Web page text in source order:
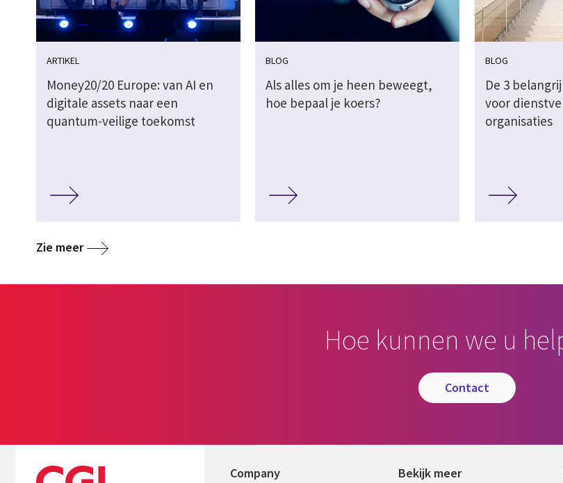
ARTIKEL
Money20/20 Europe: van AI en
digitale assets naar een
quantum-veilige toekomst
BLOG
Als alles om je heen beweegt,
hoe bepaal je koers?
BLOG
De 3
voor
organisaties
Zie meer
Hoe kunnen we u
contact
Company Bekijk meer